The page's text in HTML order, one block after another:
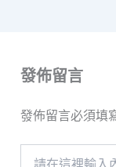
發佈留言
發佈留言必須填